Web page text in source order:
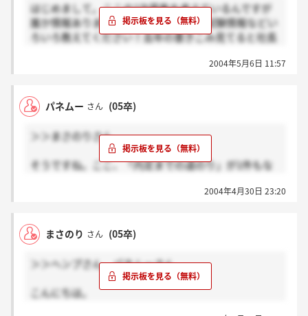
はじめまして。ここの2次募集を考えているんですが
誰か情報ありますか？一次受けた方、試験情報などい
ろいろ教えてください！去年の書きこみ見てると社長
2004年5月6日 11:57
パネムー さん (05卒)
＞＞まさのりさん
そうですね。ここ、「内定までの道のり」が1件もな
2004年4月30日 23:20
まさのり さん (05卒)
＞＞ヘンプさん、パネムーさん
こんにちは。